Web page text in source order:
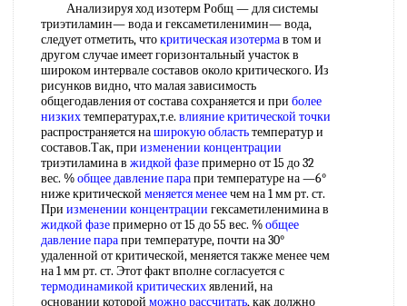
Анализируя ход изотерм Робщ — для системы
триэтиламин— вода и гексаметиленимин— вода,
следует отметить, чтокритическая изотермав том и
другом случае имеет горизонтальный участок в
широком интервале составов около критического. Из
рисунков видно, что малая зависимость
общегодавления от состава сохраняется и при более
низкихтемпературах,т.е. влияние критической точки
распространяется наширокую областьтемператур и
составов.Так, при изменении концентрации
триэтиламина в жидкой фазепримерно от 15 до 32
вес. %общее давление парапри температуре на —6°
ниже критической меняется менеечем на 1 мм рт. ст.
При изменении концентрации гексаметиленимина в
жидкой фазепримерно от 15 до 55 вес. %общее
давление парапри температуре, почти на 30°
удаленной от критической, меняется также менее чем
на 1 мм рт. ст. Этот факт вполне согласуется с
термодинамикой критическихявлений, на
основании которой можно рассчитать, как должно